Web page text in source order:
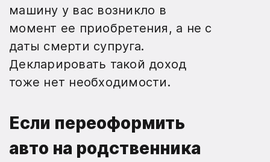
машину у вас возникло в
момент ее приобретения, а не с
даты смерти супруга.
Декларировать такой доход
тоже нет необходимости.
Если переоформить
авто на родственника